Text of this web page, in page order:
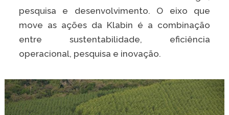
pesquisa e desenvolvimento. O eixo que
move as ações da Klabin é a combinação
entre sustentabilidade, eficiência
operacional, pesquisa e inovação.